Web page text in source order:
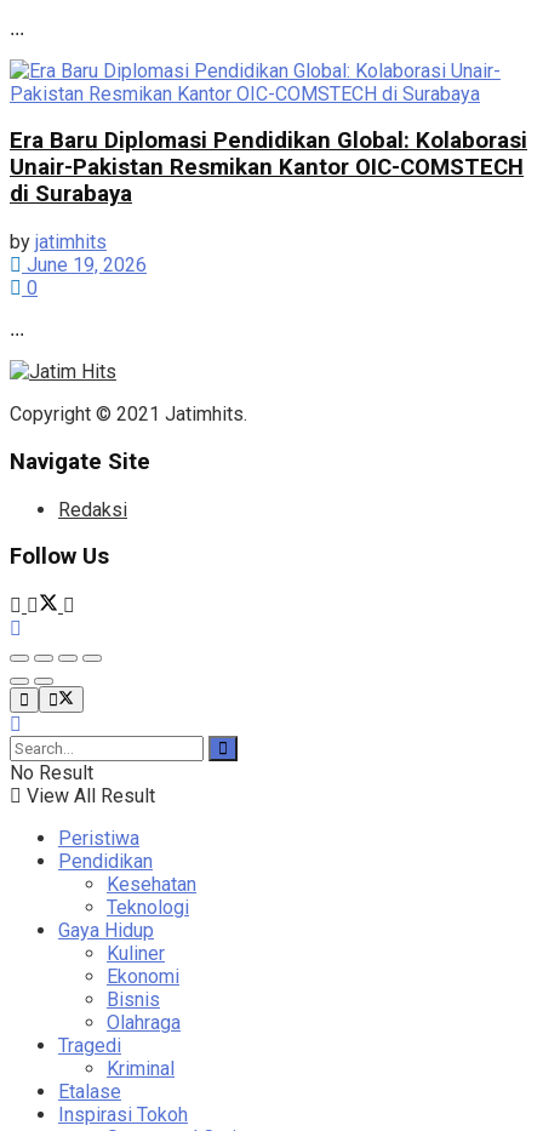
...
Era Baru Diplomasi Pendidikan Global: Kolaborasi
Unair-Pakistan Resmikan Kantor OIC-COMSTECH
di Surabaya
by jatimhits
June 19, 2026
0
...
Copyright © 2021 Jatimhits.
Navigate Site
Redaksi
Follow Us
No Result
View All Result
Peristiwa
Pendidikan
Kesehatan
Teknologi
Gaya Hidup
Kuliner
Ekonomi
Bisnis
Olahraga
Tragedi
Kriminal
Etalase
Inspirasi Tokoh